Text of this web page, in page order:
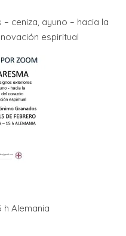
ceniza, ayuno – hacia la
espiritual
h Alemania